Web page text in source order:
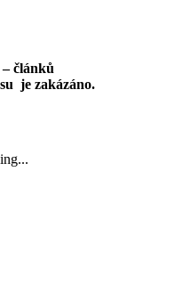
článků
je zakázáno.